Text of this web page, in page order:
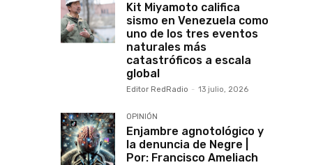
Kit Miyamoto califica
sismo en Venezuela como
uno de los tres eventos
naturales más
catastróficos a escala
global
Editor RedRadio - 13 julio, 2026
OPINIÓN
Enjambre agnotológico y
la denuncia de Negre |
Por: Francisco Ameliach